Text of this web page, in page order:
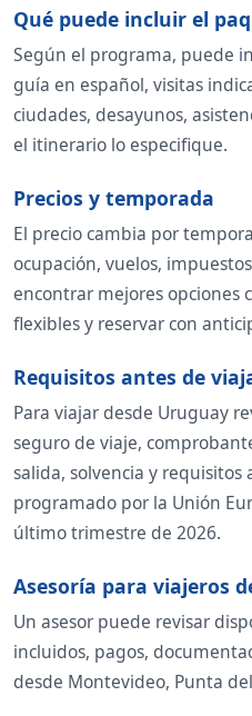
Qué puede incluir el
Según el programa, puede
guía en español, visitas
ciudades, desayunos,
el itinerario lo especifique.
Precios y temporada
El precio cambia por
ocupación, vuelos,
encontrar mejores opciones
flexibles y reservar con
Requisitos antes de
Para viajar desde Uruguay
seguro de viaje,
salida, solvencia y requisitos
programado por la Unión
último trimestre de 2026.
Asesoría para viajeros
Un asesor puede revisar
incluidos, pagos,
desde Montevideo, Punta